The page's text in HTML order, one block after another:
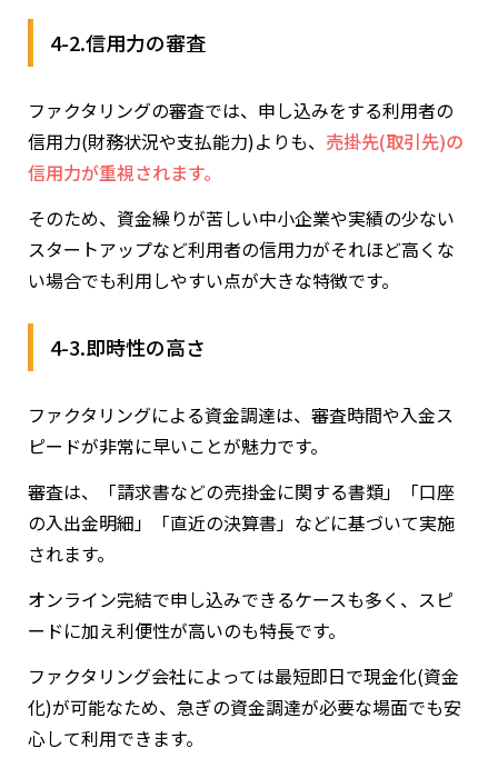
4-2.信用力の審査
ファクタリングの審査では、申し込みをする利用者の
信用力(財務状況や支払能力)よりも、 売掛先(取引先)の
信用力が重視されます。
そのため、資金繰りが苦しい中小企業や実績の少ない
スタートアップなど利用者の信用力がそれほど高くな
い場合でも利用しやすい点が大きな特徴です。
4-3.即時性の高さ
ファクタリングによる資金調達は、審査時間や入金ス
ピードが非常に早いことが魅力です。
審査は、「請求書などの売掛金に関する書類」「口座
の入出金明細」「直近の決算書」などに基づいて実施
されます。
オンライン完結で申し込みできるケースも多く、スピ
ードに加え利便性が高いのも特長です。
ファクタリング会社によっては最短即日で現金化(資金
化)が可能なため、急ぎの資金調達が必要な場面でも安
心して利用できます。